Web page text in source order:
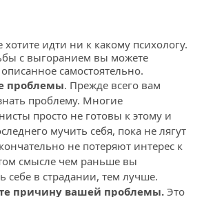
идти ни к какому психологу.
с выгоранием вы можете
самостоятельно.
проблемы. Прежде всего вам
проблему. Многие
просто не готовы к этому и
мучить себя, пока не лягут
не потеряют интерес к
смысле чем раньше вы
себе в страдании, тем лучше.
причину вашей проблемы. Это